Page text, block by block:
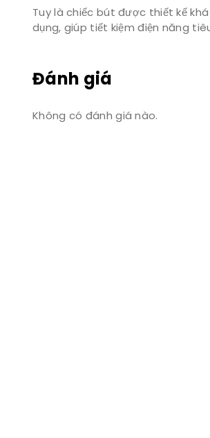
Tuy là chiếc bút được thiết kế
dụng, giúp tiết kiệm điện năng
Đánh giá
Không có đánh giá nào.